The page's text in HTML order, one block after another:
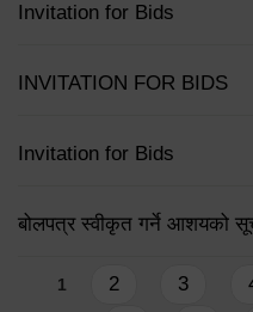
Invitation for Bids
INVITATION FOR BIDS
Invitation for Bids
बोलपत्र स्वीकृत गर्ने आशयको
Pages
1 2 3